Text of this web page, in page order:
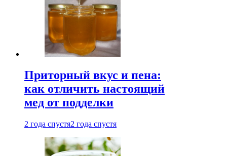
Приторный вкус и пена:
как отличить настоящий
мед от подделки
2 года спустя2 года спустя